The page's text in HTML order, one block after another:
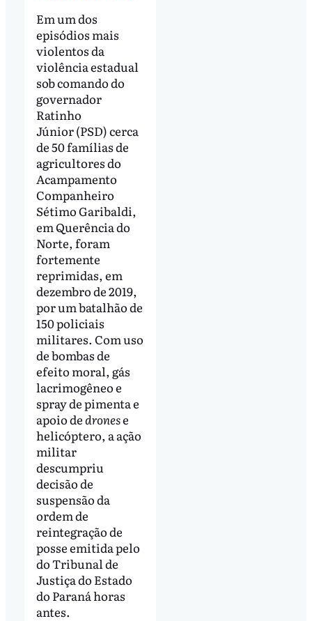
Em um dos
episódios mais
violentos da
violência estadual
sob comando do
governador
Ratinho
Júnior (PSD) cerca
de 50 famílias de
agricultores do
Acampamento
Companheiro
Sétimo Garibaldi,
em Querência do
Norte, foram
fortemente
reprimidas, em
dezembro de 2019,
por um batalhão de
150 policiais
militares. Com uso
de bombas de
efeito moral, gás
lacrimogêneo e
spray de pimenta e
apoio dedronese
helicóptero, a ação
militar
descumpriu
decisão de
suspensão da
ordem de
reintegração de
posse emitida pelo
do Tribunal de
Justiça do Estado
do Paraná horas
antes.